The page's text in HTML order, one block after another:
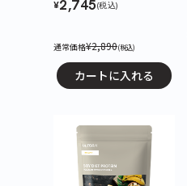
¥2,745(税込)
通常価格¥2,890(税込)
カートに入れる